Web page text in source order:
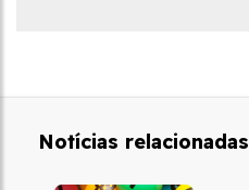
Notícias relacionadas